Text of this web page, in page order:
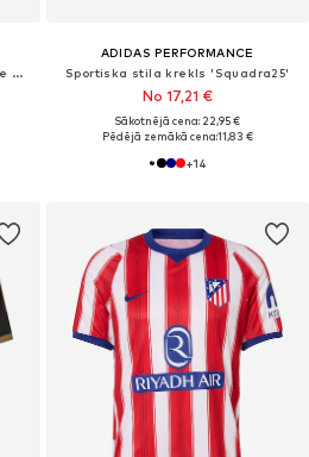
Sportiska stila krekls '96 Terrace Country'
ADIDAS PERFORMANCE
Sportiska stila krekls 'Squadra25'
No 17,21 €
Sākotnējā cena: 22,95 €
Pēdējā zemākā cena:11,83 €
+14